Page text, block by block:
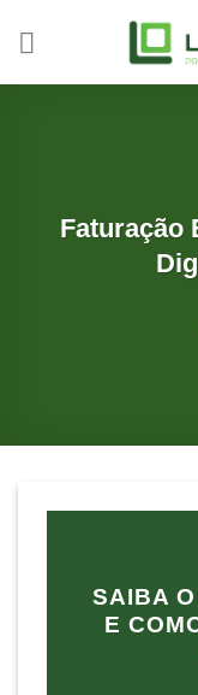
Faturação
SAIBA
E